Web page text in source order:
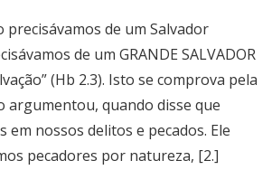
de um Salvador
de um GRANDE SALVADOR
(Hb 2.3). Isto se comprova pela
argumentou, quando disse que
em nossos delitos e pecados. Ele
pecadores por natureza, [2.]